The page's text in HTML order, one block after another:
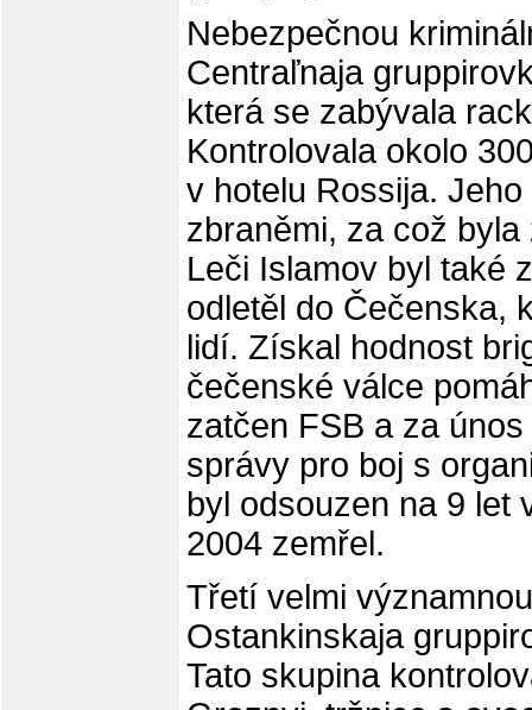
Nebezpečnou
Centraľnaja
která se zabývala
Kontrolovala okolo
v hotelu Rossija.
zbraněmi, za což
Leči Islamov byl také
odletěl do Čečenska,
lidí. Získal hodnost
čečenské válce
zatčen FSB a za
správy pro boj s
byl odsouzen na 9 let
2004 zemřel.
Třetí velmi
Ostankinskaja
Tato skupina